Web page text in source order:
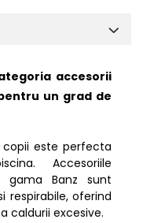
accesorii
un grad de
este perfecta
Accesoriile
gama Banz sunt
respirabile, oferind
caldurii excesive.